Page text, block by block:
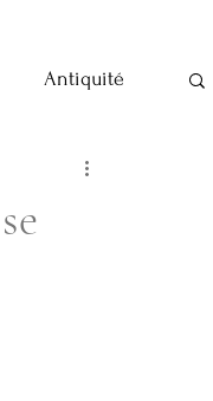
Antiquité
de doula